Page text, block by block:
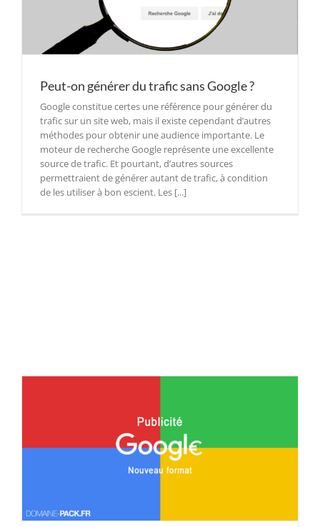
Peut-on générer du trafic sans Google ?
Google constitue certes une référence pour générer du
trafic sur un site web, mais il existe cependant d’autres
méthodes pour obtenir une audience importante. Le
moteur de recherche Google représente une excellente
source de trafic. Et pourtant, d’autres sources
permettraient de générer autant de trafic, à condition
de les utiliser à bon escient. Les [...]